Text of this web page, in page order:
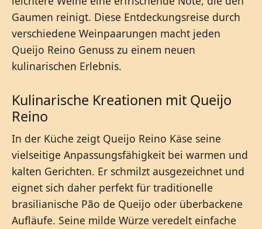
Gaumen reinigt. Diese Entdeckungsreise durch
verschiedene Weinpaarungen macht jeden
Queijo Reino Genuss zu einem neuen
kulinarischen Erlebnis.
Kulinarische Kreationen mit Queijo
Reino
In der Küche zeigt Queijo Reino Käse seine
vielseitige Anpassungsfähigkeit bei warmen und
kalten Gerichten. Er schmilzt ausgezeichnet und
eignet sich daher perfekt für traditionelle
brasilianische Pão de Queijo oder überbackene
Aufläufe. Seine milde Würze veredelt einfache